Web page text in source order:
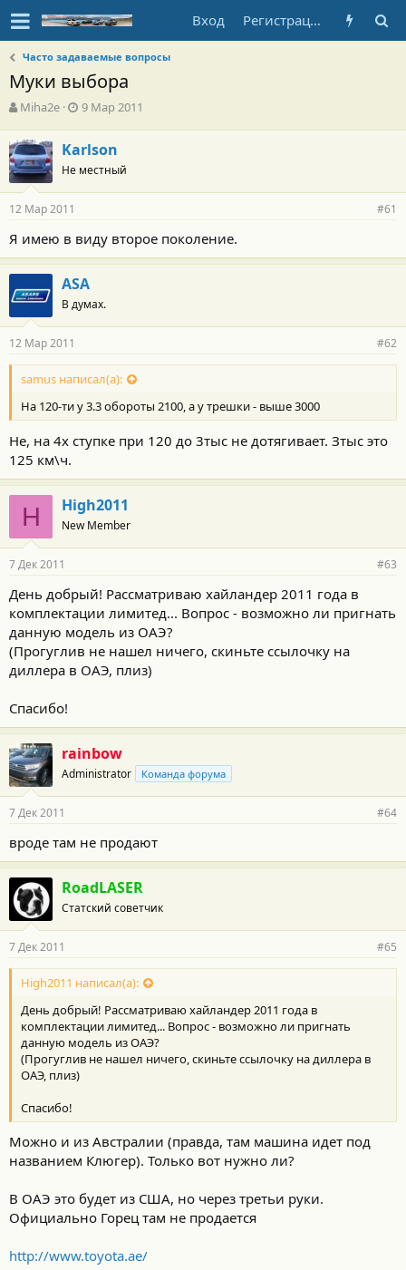
Вход Регистрация
Часто задаваемые вопросы
Муки выбора
А
т
о
р
т
е
м
ы
Miha2e
Д
а
н
а
л
9 Мар 2011
Karlson
Не местный
12 Мар 2011 #61
Я имею в виду второе поколение.
ASA
В думах.
12 Мар 2011 #62
samus написал(а):
На 120-ти у 3.3 обороты 2100, а у трешки - выше 3000
Не, на 4х ступке при 120 до 3тыс не дотягивает. Зтыс это
125 км\ч.
H High2011
New Member
7 Дек 2011 #63
День добрый! Рассматриваю хайландер 2011 года в
комплектации лимитед... Вопрос - возможно ли пригнать
данную модель из ОАЭ?
(Прогуглив не нашел ничего, скиньте ссылочку на
диллера в ОАЭ, плиз)
Спасибо!
rainbow
Administrator Команда форума
7 Дек 2011 #64
вроде там не продают
RoadLASER
Статский советчик
7 Дек 2011 #65
High2011 написал(а):
День добрый! Рассматриваю хайландер 2011 года в
комплектации лимитед... Вопрос - возможно ли пригнать
данную модель из ОАЭ?
(Прогуглив не нашел ничего, скиньте ссылочку на диллера в
ОАЭ, плиз)
Спасибо!
Можно и из Австралии (правда, там машина идет под
названием Клюгер). Только вот нужно ли?
В ОАЭ это будет из США, но через третьи руки.
Официально Горец там не продается
http://www.toyota.ae/